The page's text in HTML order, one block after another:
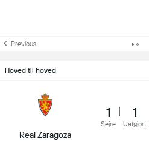
Previous
Hoved til hoved
Real Zaragoza
1
Sejre
1
Uafgjort